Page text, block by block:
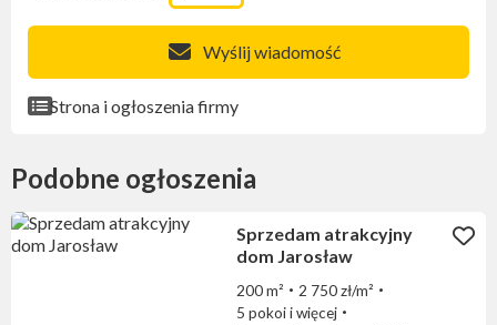
Wyślij wiadomość
Strona i ogłoszenia firmy
Podobne ogłoszenia
Sprzedam atrakcyjny
dom Jarosław
200 m²
2 750 zł/m²
5 pokoi i więcej